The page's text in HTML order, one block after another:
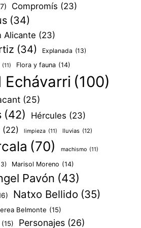
Compromís (23)
(34)
Alicante (23)
(34) Explanada (13)
(11) Flora y fauna (14)
Echávarri (100)
(25)
(42) Hércules (23)
(22) limpieza (11) lluvias (12)
(70) machismo (11)
Marisol Moreno (14)
Pavón (43)
Natxo Bellido (35)
Belmonte (15)
(15) Personajes (26)